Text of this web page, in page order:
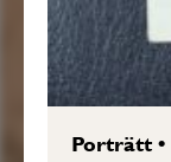
Porträtt•